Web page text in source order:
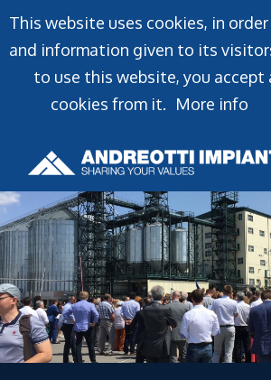
This website uses cookies, in
and information given to its
to use this website, you
cookies from it. More info